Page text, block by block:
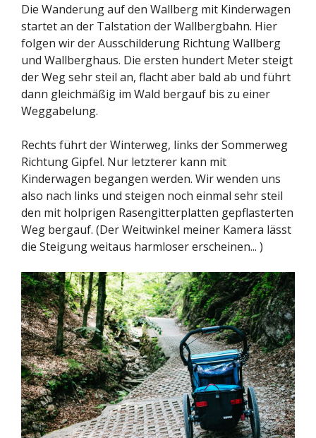
Die Wanderung auf den Wallberg mit Kinderwagen
startet an der Talstation der Wallbergbahn. Hier
folgen wir der Ausschilderung Richtung Wallberg
und Wallberghaus. Die ersten hundert Meter steigt
der Weg sehr steil an, flacht aber bald ab und führt
dann gleichmäßig im Wald bergauf bis zu einer
Weggabelung.
Rechts führt der Winterweg, links der Sommerweg
Richtung Gipfel. Nur letzterer kann mit
Kinderwagen begangen werden. Wir wenden uns
also nach links und steigen noch einmal sehr steil
den mit holprigen Rasengitterplatten gepflasterten
Weg bergauf. (Der Weitwinkel meiner Kamera lässt
die Steigung weitaus harmloser erscheinen... )